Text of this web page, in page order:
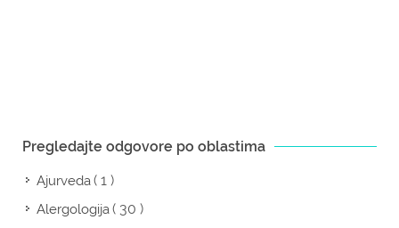
Pregledajte odgovore po oblastima
Ajurveda( 1 )
Alergologija( 30 )